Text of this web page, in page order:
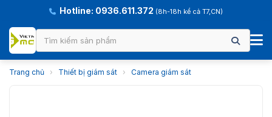
Hotline: 0936.611.372 (8h-18h kể cả T7,CN)
Trang chủ › Thiết bị giám sát › Camera giám sát